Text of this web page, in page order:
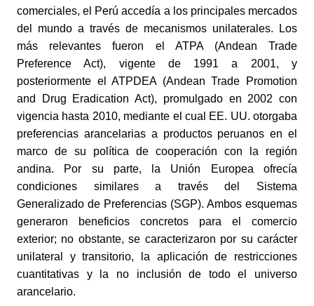
comerciales, el Perú accedía a los principales mercados
del mundo a través de mecanismos unilaterales. Los
más relevantes fueron el ATPA (Andean Trade
Preference Act), vigente de 1991 a 2001, y
posteriormente el ATPDEA (Andean Trade Promotion
and Drug Eradication Act), promulgado en 2002 con
vigencia hasta 2010, mediante el cual EE. UU. otorgaba
preferencias arancelarias a productos peruanos en el
marco de su política de cooperación con la región
andina. Por su parte, la Unión Europea ofrecía
condiciones similares a través del Sistema
Generalizado de Preferencias (SGP). Ambos esquemas
generaron beneficios concretos para el comercio
exterior; no obstante, se caracterizaron por su carácter
unilateral y transitorio, la aplicación de restricciones
cuantitativas y la no inclusión de todo el universo
arancelario.